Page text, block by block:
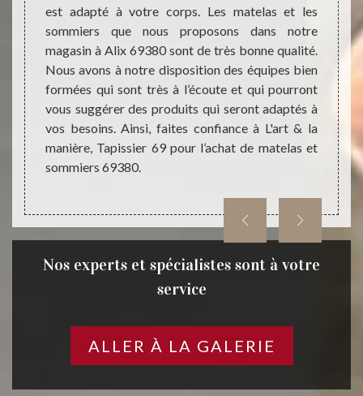
& la
bon
L'art
pas
est adapté à votre corps. Les matelas et les
sommiers que nous proposons dans notre
magasin à Alix 69380 sont de très bonne qualité.
Nous avons à notre disposition des équipes bien
formées qui sont très à l’écoute et qui pourront
vous suggérer des produits qui seront adaptés à
vos besoins. Ainsi, faites confiance à L'art & la
manière, Tapissier 69 pour l’achat de matelas et
sommiers 69380.
Nos experts et spécialistes sont à votre
service
ALLER À LA GALERIE